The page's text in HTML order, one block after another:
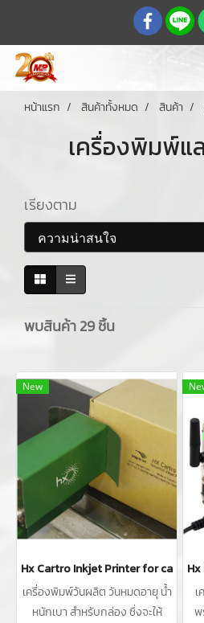
หน้าแรก สินค้าทั้งหมด สินค้า
เครื่องพิมพ์แ
เรียงตาม
พบสินค้า 29 ชิ้น
New
Hx Cartro Inkjet Printer for cartons
เครื่องพิมพ์วันผลิต วันหมดอายุ น้ำ
หนักเบา สำหรับกล่อง ซึ่งจะให้
พ